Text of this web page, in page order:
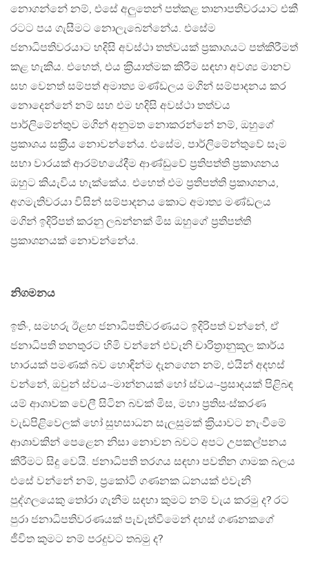
නොගන්නේ නම්, එසේ අලුතෙන් පත්කළ තානාපතිවරයාට එකී
රටට පය ගැසීමට නොලැබෙන්නේය. එසේම
ජනාධිපතිවරයාට හදිසි අවස්ථා තත්වයක් ප‍්‍රකාශයට පත්කිරීමත්
කළ හැකිය. එහෙත්, එය ක‍්‍රියාත්මක කිරීම සඳහා අවශ්‍ය මානව
සහ වෙනත් සම්පත් අමාත්‍ය මණ්ඩලය මගින් සම්පාදනය කර
නොදෙන්නේ නම් සහ එම හදිසි අවස්ථා තත්වය
පාර්ලිමේන්තුව මගින් අනුමත නොකරන්නේ නම්, ඔහුගේ
ප‍්‍රකාශය සක‍්‍රීය නොවන්නේය. එසේම, පාර්ලිමේන්තුවේ සෑම
සභා වාරයක් ආරම්භයේදීම ආණ්ඩුවේ ප‍්‍රතිපත්ති ප‍්‍රකාශනය
ඔහුට කියැවිය හැක්කේය. එහෙත් එම ප‍්‍රතිපත්ති ප‍්‍රකාශනය,
අගමැතිවරයා විසින් සම්පාදනය කොට අමාත්‍ය මණ්ඩලය
මගින් ඉදිරිපත් කරනු ලබන්නක් මිස ඔහුගේ ප‍්‍රතිපත්ති
ප‍්‍රකාශනයක් නොවන්නේය.
නිගමනය
ඉතිං, සමහරු ඊළඟ ජනාධිපතිවරණයට ඉදිරිපත් වන්නේ, ඒ
ජනාධිපති තනතුරට හිමි වන්නේ එවැනි චාරිත‍්‍රානුකූල කාර්ය
භාරයක් පමණක් බව හොඳින්ම දැනගෙන නම්, එයින් අදහස්
වන්නේ, ඔවුන් ස්වයං-මාන්නයක් හෝ ස්වයං-ප‍්‍රසාදයක් පිළිබඳ
යම් ආශාවක වෙලී සිටින බවක් මිස, මහා ප‍්‍රතිසංස්කරණ
වැඩපිළිවෙලක් හෝ සුභසාධන සැලසුමක් ක‍්‍රියාවට නැංවීමේ
ආශාවකින් පෙළෙන නිසා නොවන බවට අපට උපකල්පනය
කිරීමට සිදු වෙයි. ජනාධිපති තරගය සඳහා පවතින ගාමක බලය
එසේ වන්නේ නම්, ප‍්‍රකෝටි ගණනක ධනයක් එවැනි
පුද්ගලයෙකු තෝරා ගැනීම සඳහා කුමට නම් වැය කරමු ද? රට
පුරා ජනාධිපතිවරණයක් පැවැත්වීමෙන් දහස් ගණනකගේ
ජීවිත කුමට නම් පරදුවට තබමු ද?